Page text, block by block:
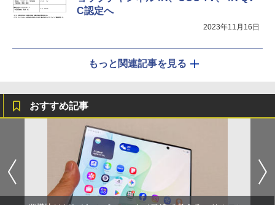
C認定へ
2023年11月16日
もっと関連記事を見る
おすすめ記事